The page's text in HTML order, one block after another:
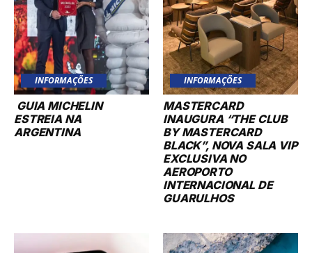
INFORMAÇÕES
GUIA MICHELIN
ESTREIA NA
ARGENTINA
INFORMAÇÕES
MASTERCARD
INAUGURA “THE CLUB
BY MASTERCARD
BLACK”, NOVA SALA VIP
EXCLUSIVA NO
AEROPORTO
INTERNACIONAL DE
GUARULHOS